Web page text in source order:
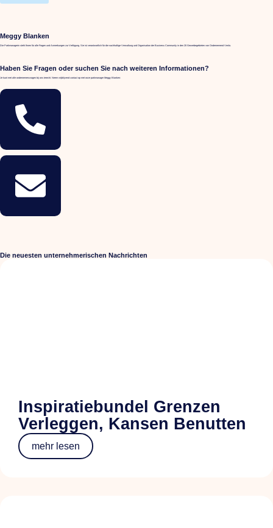
Meggy Blanken
Die Parkmanagerin steht Ihnen für alle Fragen und Anmerkungen zur Verfügung. Sie ist verantwortlich für die nachhaltige Verwaltung und Organisation der Business Community in den 20 Gewerbegebieten von Ondernemend Venlo.
Haben Sie Fragen oder suchen Sie nach weiteren Informationen?
Je kunt met alle ondernemersvragen bij ons terecht. Neem vrijblijvend contact op met onze parkmanager Meggy Blanken:
Die neuesten unternehmerischen Nachrichten
Inspiratiebundel Grenzen
Verleggen, Kansen Benutten
mehr lesen